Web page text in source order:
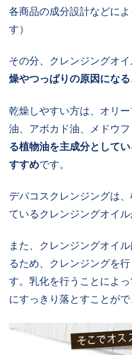
各商品の成分設計などに
す）
その分、クレンジングオ
燥やつっぱりの原因になる
乾燥しやすい方は、オリ
油、アボカド油、メドウ
る植物油を主成分として
すすめです。
デパコスクレンジングは
ているクレンジングオイル
また、クレンジングオイ
るため、クレンジングを
す。乳化を行うことによ
にすっきり落とすことがで